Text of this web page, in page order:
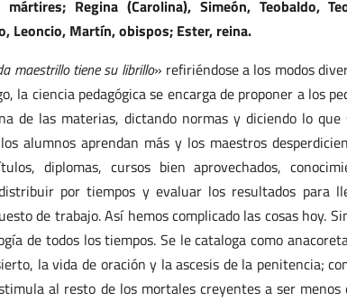
Regina (Carolina), Simeón, Teobaldo,
Leoncio, Martín, obispos; Ester, reina.
maestrillo tiene su librillo» refiriéndose a los modos
la ciencia pedagógica se encarga de proponer a los
de las materias, dictando normas y diciendo lo
alumnos aprendan más y los maestros
diplomas, cursos bien aprovechados,
por tiempos y evaluar los resultados para
de trabajo. Así hemos complicado las cosas hoy.
de todos los tiempos. Se le cataloga como
la vida de oración y la ascesis de la penitencia;
al resto de los mortales creyentes a ser menos